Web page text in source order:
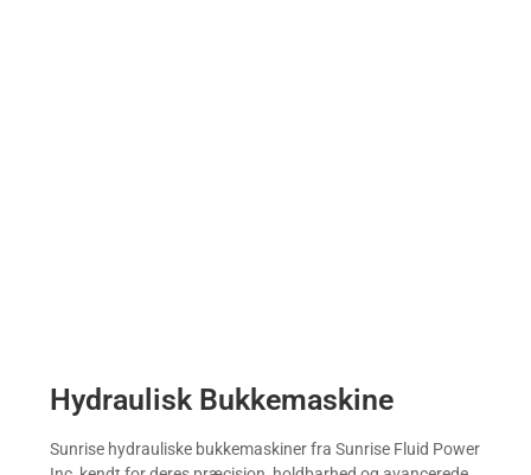
Hydraulisk Bukkemaskine
Sunrise hydrauliske bukkemaskiner fra Sunrise Fluid Power